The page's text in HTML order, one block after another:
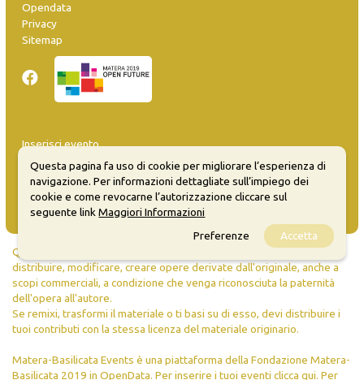
Opendata
Privacy
Sitemap
Inserisci evento
Guida
FAQ
info@materaevents.it
Quanto realizzato è sottoposto a licenza CC-BY-SA che permette di
distribuire, modificare, creare opere derivate dall'originale, anche a
scopi commerciali, a condizione che venga riconosciuta la paternità
dell'opera all'autore.
Se remixi, trasformi il materiale o ti basi su di esso, devi distribuire i
tuoi contributi con la stessa licenza del materiale originario.
Matera-Basilicata Events è una piattaforma della Fondazione Matera-
Basilicata 2019 in OpenData. Per inserire i tuoi eventi clicca qui. Per
Questa pagina fa uso di cookie per migliorare l’esperienza di
navigazione. Per informazioni dettagliate sull’impiego dei
cookie e come revocarne l’autorizzazione cliccare sul
seguente linkMaggiori Informazioni
Preferenze
Accetta